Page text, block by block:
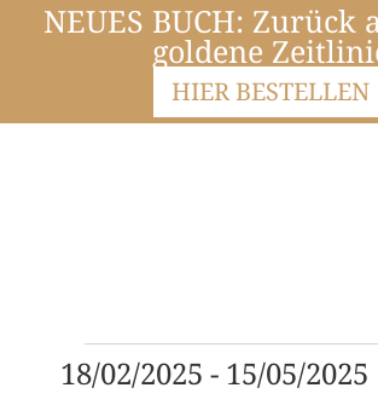
NEUES BUCH: Zurück
goldene
HIER BESTELLEN
18/02/2025 - 15/05/2025